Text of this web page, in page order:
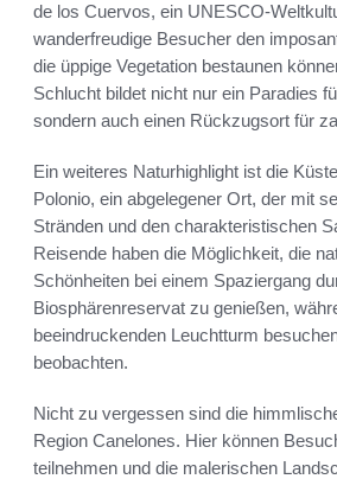
de los Cuervos, ein UNESCO-
wanderfreudige Besucher den
die üppige Vegetation bestaunen
Schlucht bildet nicht nur ein Paradies
sondern auch einen Rückzugsort für
Ein weiteres Naturhighlight ist die
Polonio, ein abgelegener Ort, der mit
Stränden und den charakteristischen
Reisende haben die Möglichkeit, die
Schönheiten bei einem Spaziergang
Biosphärenreservat zu genießen,
beeindruckenden Leuchtturm
beobachten.
Nicht zu vergessen sind die
Region Canelones. Hier können
teilnehmen und die malerischen